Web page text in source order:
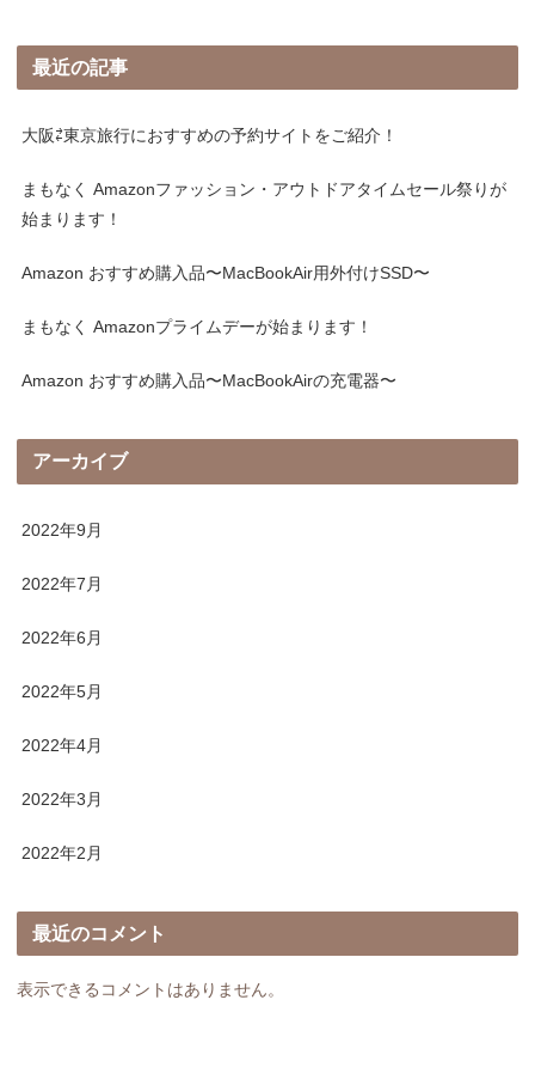
最近の記事
大阪⇄東京旅行におすすめの予約サイトをご紹介！
まもなく Amazonファッション・アウトドアタイムセール祭りが
始まります！
Amazon おすすめ購入品〜MacBookAir用外付けSSD〜
まもなく Amazonプライムデーが始まります！
Amazon おすすめ購入品〜MacBookAirの充電器〜
アーカイブ
2022年9月
2022年7月
2022年6月
2022年5月
2022年4月
2022年3月
2022年2月
最近のコメント
表示できるコメントはありません。